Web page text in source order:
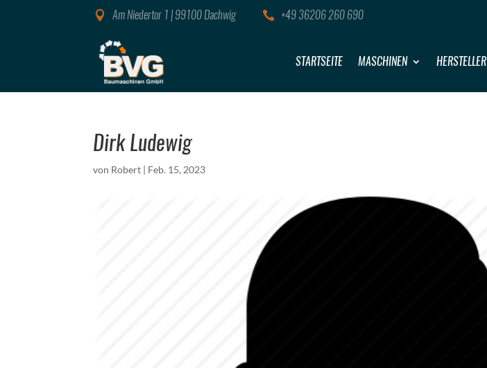
 Am Niedertor 1 | 99100 Dachwig  +49 36206 260 690
STARTSEITE MASCHINEN HERSTELLER
Dirk Ludewig
von Robert | Feb. 15, 2023